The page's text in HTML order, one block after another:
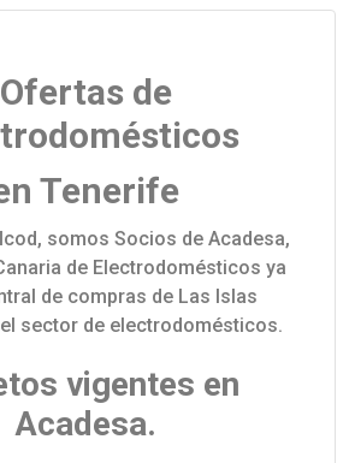
Ofertas de
Tenerife
somos Socios de Acadesa,
de Electrodomésticos ya
de compras de Las Islas
sector de electrodomésticos.
vigentes en
Acadesa.